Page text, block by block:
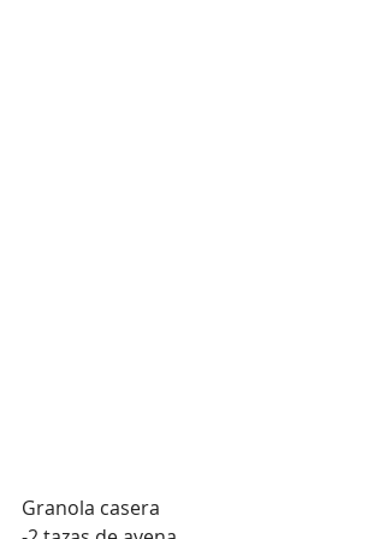
Granola casera